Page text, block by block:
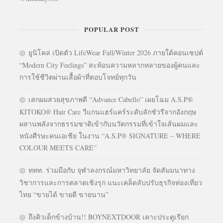
POPULAR POST
ยูนิโคล่ เปิดตัว LifeWear Fall/Winter 2026 ภายใต้คอนเซปต์
“Modern City Feelings” สะท้อนความหลากหลายของผู้คนและ
การใช้ชีวิตผ่านเสื้อผ้าที่ตอบโจทย์ทุกวัน
เสกผมสวยสุขภาพดี “Advance Cabello” เผยโฉม A.S.P®
KITOKO® Hair Care วีแกนแฮร์แคร์ระดับลักชัวรีจากอังกฤษ
ผสานพลังจากธรรมชาติเข้ากับนวัตกรรมที่เข้าใจเส้นผมและ
หนังศีรษะคนเอเชีย ในงาน “A.S.P® SIGNATURE – WHERE
COLOUR MEETS CARE”
ททท. ร่วมมือกับ จุฬาลงกรณ์มหาวิทยาลัย จัดสัมมนาทาง
วิชาการและการตลาดเชิงรุก แนะเคล็ดลับปรับธุรกิจท่องเที่ยว
ไทย “ขายได้ ขายดี ขายนาน”
ถึงคิวเด็กข้างบ้าน!! BOYNEXTDOOR เคาะประตูเรียก